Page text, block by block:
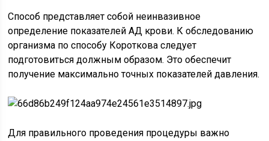
Способ представляет собой неинвазивное
определение показателей АД крови. К обследованию
организма по способу Короткова следует
подготовиться должным образом. Это обеспечит
получение максимально точных показателей давления.
Для правильного проведения процедуры важно